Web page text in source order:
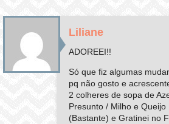
Liliane
ADOREEI!!
Só que fiz algumas
pq não gosto e
2 colheres de sopa de
Presunto / Milho e Queijo
(Bastante) e Gratinei no